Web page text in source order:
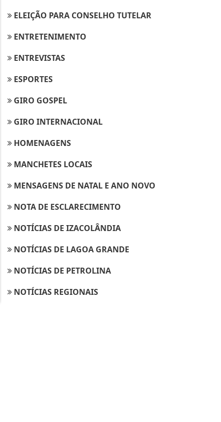
ELEIÇÃO PARA CONSELHO TUTELAR
ENTRETENIMENTO
ENTREVISTAS
ESPORTES
GIRO GOSPEL
GIRO INTERNACIONAL
HOMENAGENS
MANCHETES LOCAIS
MENSAGENS DE NATAL E ANO NOVO
NOTA DE ESCLARECIMENTO
NOTÍCIAS DE IZACOLÂNDIA
NOTÍCIAS DE LAGOA GRANDE
NOTÍCIAS DE PETROLINA
NOTÍCIAS REGIONAIS
Termos de Uso e Privacidade
experiência de navegação. Ao continuar o acesso,
de Uso e Privacidade.
CLICANDO AQUI
PROSSEGUIR